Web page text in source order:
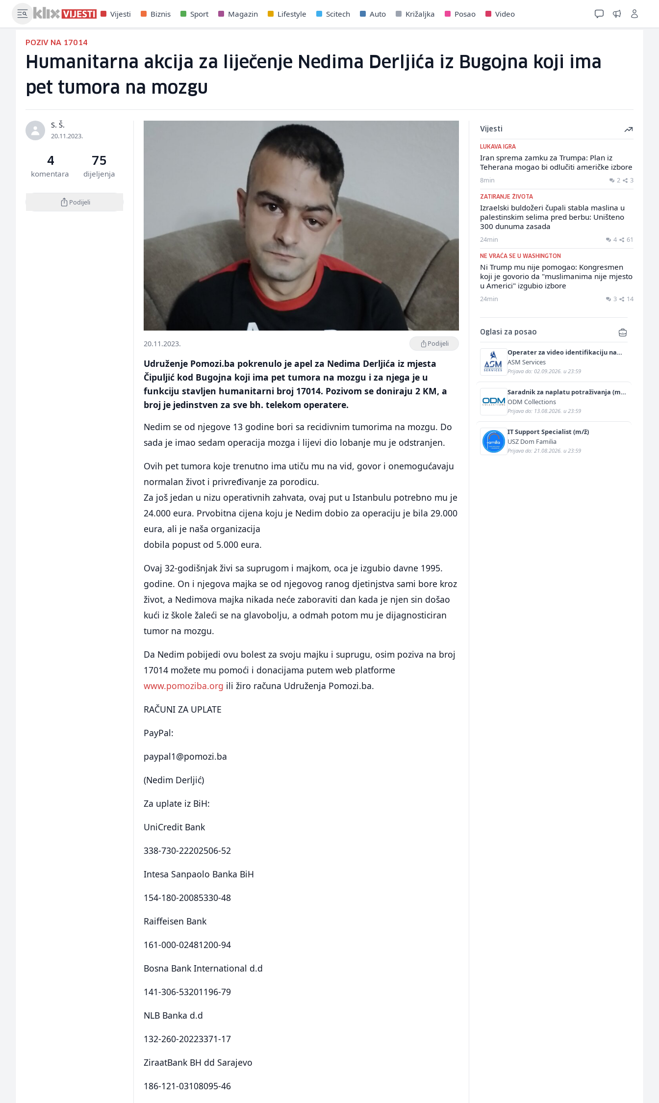
Vijesti Biznis Sport Magazin Lifestyle Scitech Auto Križaljka Posao Video
POZIV NA 17014
Humanitarna akcija za liječenje Nedima Derljića iz Bugojna koji ima
pet tumora na mozgu
S. Š.
20.11.2023.
4
komentara
75
dijeljenja
Podijeli
20.11.2023. Podijeli
Udruženje Pomozi.ba pokrenulo je apel za Nedima Derljića iz mjesta
Čipuljić kod Bugojna koji ima pet tumora na mozgu i za njega je u
funkciju stavljen humanitarni broj 17014. Pozivom se doniraju 2 KM, a
broj je jedinstven za sve bh. telekom operatere.
Nedim se od njegove 13 godine bori sa recidivnim tumorima na mozgu. Do
sada je imao sedam operacija mozga i lijevi dio lobanje mu je odstranjen.
Ovih pet tumora koje trenutno ima utiču mu na vid, govor i onemogućavaju
normalan život i privređivanje za porodicu.
Za još jedan u nizu operativnih zahvata, ovaj put u Istanbulu potrebno mu je
24.000 eura. Prvobitna cijena koju je Nedim dobio za operaciju je bila 29.000
eura, ali je naša organizacija
dobila popust od 5.000 eura.
Ovaj 32-godišnjak živi sa suprugom i majkom, oca je izgubio davne 1995.
godine. On i njegova majka se od njegovog ranog djetinjstva sami bore kroz
život, a Nedimova majka nikada neće zaboraviti dan kada je njen sin došao
kući iz škole žaleći se na glavobolju, a odmah potom mu je dijagnosticiran
tumor na mozgu.
Da Nedim pobijedi ovu bolest za svoju majku i suprugu, osim poziva na broj
17014 možete mu pomoći i donacijama putem web platforme
www.pomoziba.org ili žiro računa Udruženja Pomozi.ba.
RAČUNI ZA UPLATE
PayPal:
paypal1@pomozi.ba
(Nedim Derljić)
Za uplate iz BiH:
UniCredit Bank
338-730-22202506-52
Intesa Sanpaolo Banka BiH
154-180-20085330-48
Raiffeisen Bank
161-000-02481200-94
Bosna Bank International d.d
141-306-53201196-79
NLB Banka d.d
132-260-20223371-17
ZiraatBank BH dd Sarajevo
186-121-03108095-46
Vijesti
LUKAVA IGRA
Iran sprema zamku za Trumpa: Plan iz
Teherana mogao bi odlučiti američke izbore
8min 2 3
ZATIRANJE ŽIVOTA
Izraelski buldožeri čupali stabla maslina u
palestinskim selima pred berbu: Uništeno
300 dunuma zasada
24min 4 61
NE VRAĆA SE U WASHINGTON
Ni Trump mu nije pomogao: Kongresmen
koji je govorio da "muslimanima nije mjesto
u Americi" izgubio izbore
24min 3 14
Oglasi za posao
Operater za video identifikaciju na
njemačkom jeziku (m/ž)
ASM Services
Prijava do: 02.09.2026. u 23:59
Saradnik za naplatu potraživanja (m/
ž)
ODM Collections
Prijava do: 13.08.2026. u 23:59
IT Support Specialist (m/ž)
USZ Dom Familia
Prijava do: 21.08.2026. u 23:59